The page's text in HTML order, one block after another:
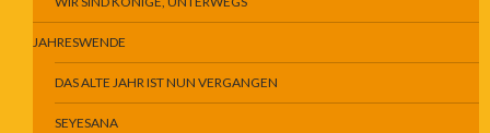
JAHRESWENDE
DAS ALTE JAHR IST NUN VERGANGEN
SEYESANA